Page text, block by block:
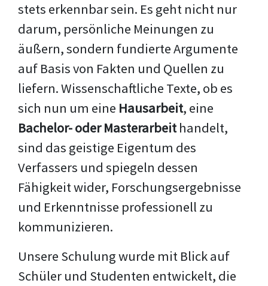
stets erkennbar sein. Es geht nicht nur
darum, persönliche Meinungen zu
äußern, sondern fundierte Argumente
auf Basis von Fakten und Quellen zu
liefern. Wissenschaftliche Texte, ob es
sich nun um eine Hausarbeit, eine
Bachelor- oder Masterarbeithandelt,
sind das geistige Eigentum des
Verfassers und spiegeln dessen
Fähigkeit wider, Forschungsergebnisse
und Erkenntnisse professionell zu
kommunizieren.
Unsere Schulung wurde mit Blick auf
Schüler und Studenten entwickelt, die